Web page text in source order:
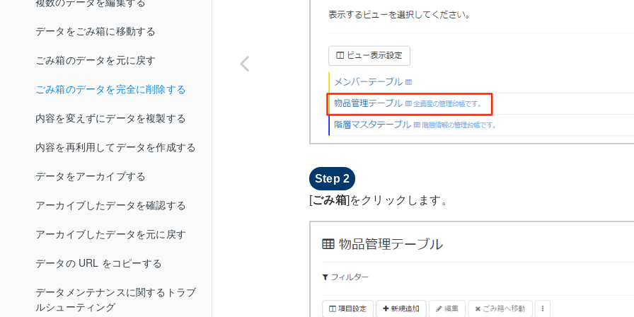
表示する項目の表示・非表示を切り
る
データをごみ箱に移動する
ごみ箱のデータを元に戻す
ごみ箱のデータを完全に削除する
内容を変えずにデータを複製する
内容を再利用してデータを作成する
データをアーカイブする
アーカイブしたデータを確認する
アーカイブしたデータを元に戻す
データの URL をコピーする
データメンテナンスに関するトラブ
ルシューティング
[ごみ箱]をクリックします。